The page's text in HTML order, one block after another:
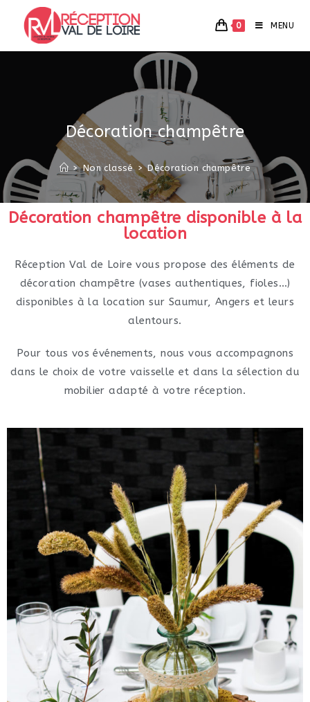
0 MENU
Décoration champêtre
> Non classé > Décoration champêtre
Décoration champêtre disponible à la
location
Réception Val de Loire vous propose des éléments de
décoration champêtre (vases authentiques, fioles…)
disponibles à la location sur Saumur, Angers et leurs
alentours.
Pour tous vos événements, nous vous accompagnons
dans le choix de votre vaisselle et dans la sélection du
mobilier adapté à votre réception.